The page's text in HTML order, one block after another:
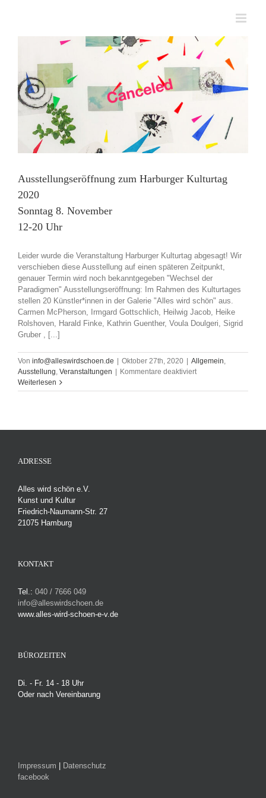
Ausstellungseröffnung zum Harburger Kulturtag
2020
Sonntag 8. November
12-20 Uhr
Leider wurde die Veranstaltung Harburger Kulturtag abgesagt! Wir
verschieben diese Ausstellung auf einen späteren Zeitpunkt,
genauer Termin wird noch bekanntgegeben "Wechsel der
Paradigmen" Ausstellungseröffnung: Im Rahmen des Kulturtages
stellen 20 Künstler*innen in der Galerie "Alles wird schön" aus.
Carmen McPherson, Irmgard Gottschlich, Heilwig Jacob, Heike
Rolshoven, Harald Finke, Kathrin Guenther, Voula Doulgeri, Sigrid
Gruber , [...]
Von info@alleswirdschoen.de Oktober 27th, 2020 Allgemein,
Ausstellung, Veranstaltungen Kommentare deaktiviertfür
zum
Weiterlesen
ADRESSE
Alles wird schön e.V.
Kunst und Kultur
Friedrich-Naumann-Str. 27
21075 Hamburg
KONTAKT
Tel.: 040 / 7666 049
info@alleswirdschoen.de
www.alles-wird-schoen-e-v.de
BÜROZEITEN
Di. - Fr. 14 - 18 Uhr
Oder nach Vereinbarung
Impressum
Datenschutz
facebook